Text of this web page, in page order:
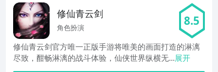
修仙青云剑
角色扮演 8.5
修仙青云剑官方唯一正版手游将唯美的画面打造的淋漓
尽致，酣畅淋漓的战斗体验，仙侠世界纵横无...展开